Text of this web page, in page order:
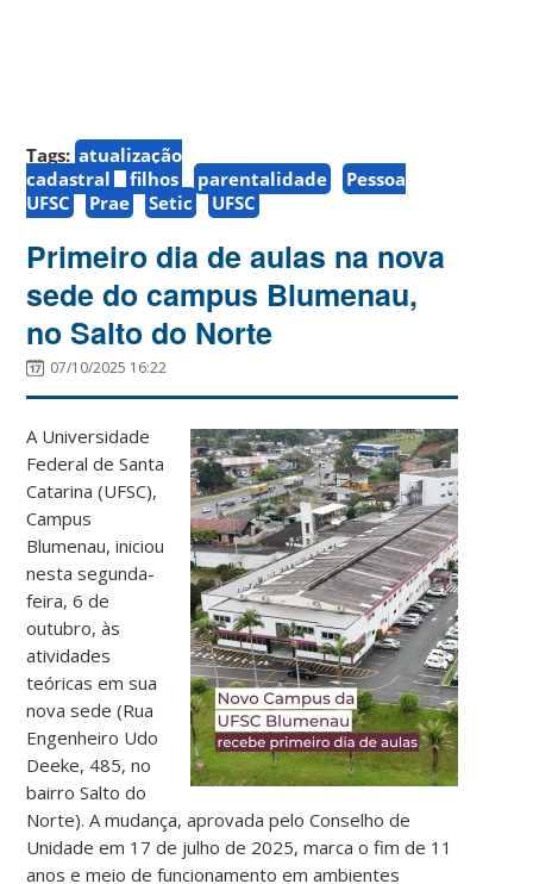
Tags: atualização
cadastral
filhos parentalidade
Pessoa
UFSC
Prae Setic UFSC
Primeiro dia de aulas na nova
sede do campus Blumenau,
no Salto do Norte
07/10/2025 16:22
A Universidade
Federal de Santa
Catarina (UFSC),
Campus
Blumenau, iniciou
nesta segunda-
feira, 6 de
outubro, às
atividades
teóricas em sua
nova sede (Rua
Engenheiro Udo
Deeke, 485, no
bairro Salto do
Norte). A mudança, aprovada pelo Conselho de
Unidade em 17 de julho de 2025, marca o fim de 11
anos e meio de funcionamento em ambientes